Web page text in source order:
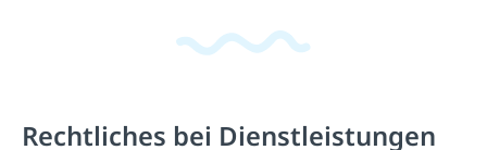
Rechtliches bei Dienstleistungen